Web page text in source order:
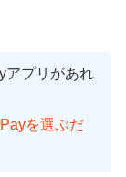
アプリがあれ
を選ぶだ